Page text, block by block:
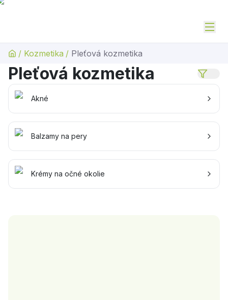
/ Kozmetika / Pleťová kozmetika
Pleťová kozmetika
Akné
Balzamy na pery
Krémy na očné okolie